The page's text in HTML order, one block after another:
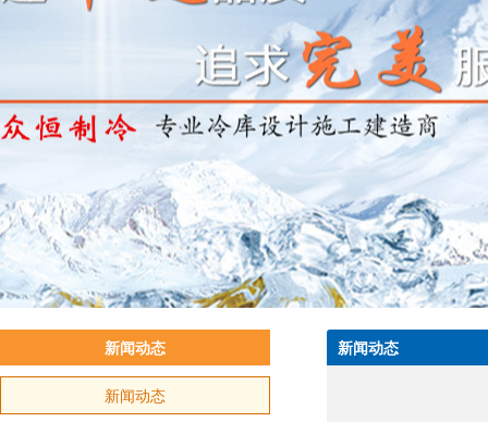
新闻动态
新闻动态
新闻动态